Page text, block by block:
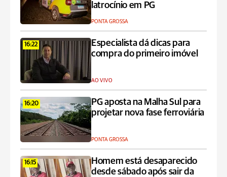
latrocínio em PG
PONTA GROSSA
16:22
Especialista dá dicas para
compra do primeiro imóvel
AO VIVO
16:20
PG aposta na Malha Sul para
projetar nova fase ferroviária
PONTA GROSSA
16:15
Homem está desaparecido
desde sábado após sair da